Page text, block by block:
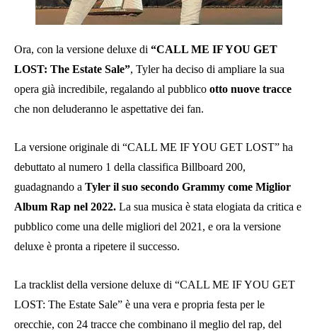
Ora, con la versione deluxe di “CALL ME IF YOU GET
LOST: The Estate Sale”, Tyler ha deciso di ampliare la sua
opera già incredibile, regalando al pubblico otto nuove tracce
che non deluderanno le aspettative dei fan.
La versione originale di “CALL ME IF YOU GET LOST” ha
debuttato al numero 1 della classifica Billboard 200,
guadagnando a Tyler il suo secondo Grammy come Miglior
Album Rap nel 2022. La sua musica è stata elogiata da critica e
pubblico come una delle migliori del 2021, e ora la versione
deluxe è pronta a ripetere il successo.
La tracklist della versione deluxe di “CALL ME IF YOU GET
LOST: The Estate Sale” è una vera e propria festa per le
orecchie, con 24 tracce che combinano il meglio del rap, del